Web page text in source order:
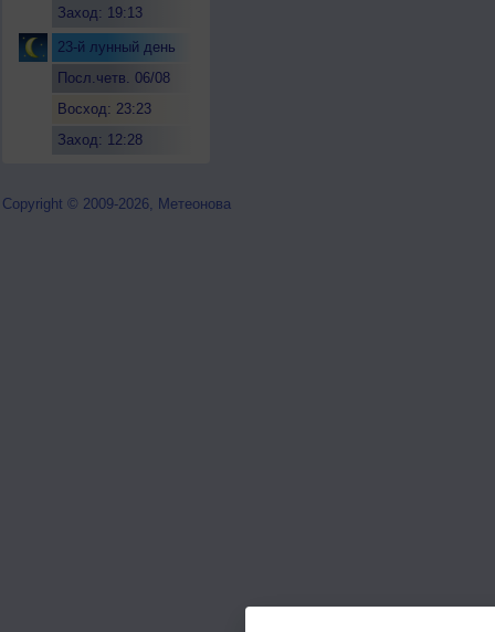
Заход: 19:13
23-й лунный день
Посл.четв. 06/08
Восход: 23:23
Заход: 12:28
Copyright © 2009-2026, Метеонова